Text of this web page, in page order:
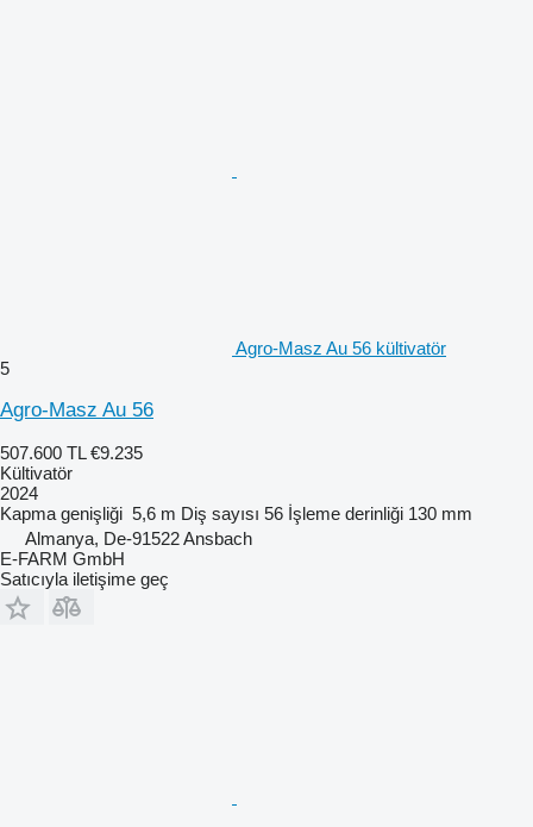
Agro-Masz Au 56 kültivatör
5
Agro-Masz Au 56
507.600 TL €9.235
Kültivatör
2024
Kapma genişliği 5,6 m Diş sayısı 56 İşleme derinliği 130 mm
Almanya, De-91522 Ansbach
E-FARM GmbH
Satıcıyla iletişime geç